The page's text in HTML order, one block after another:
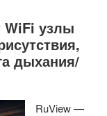
WiFi узлы
дыхания/
RuView —